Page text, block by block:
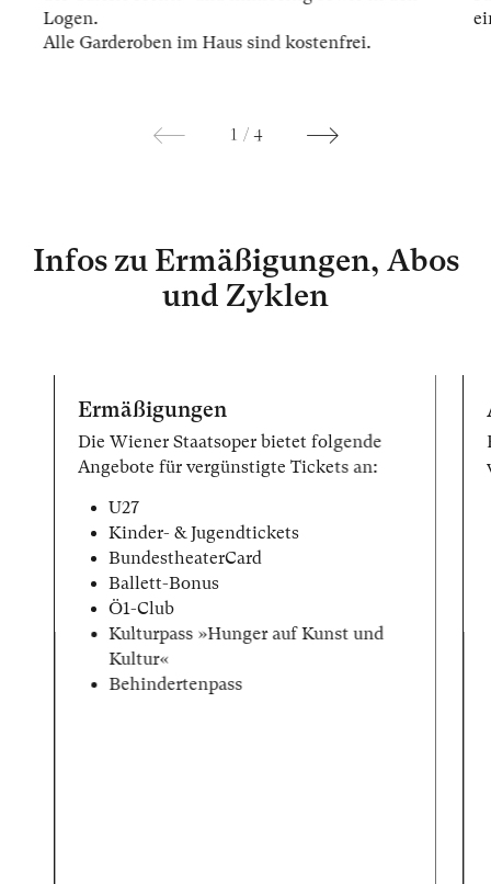
Lo­gen.
Alle Gar­der­oben im Haus sind kos­ten­frei.
1 / 4
Infos zu Ermäßigungen, Abos
und Zyklen
Ermäßigungen
Die Wiener Staatsoper bietet folgende
Angebote für vergünstigte Tickets an:
U27
Kinder- & Jugendtickets
BundestheaterCard
Ballett-Bonus
Ö1-Club
Kulturpass »Hunger auf Kunst und
Kultur«
Behindertenpass